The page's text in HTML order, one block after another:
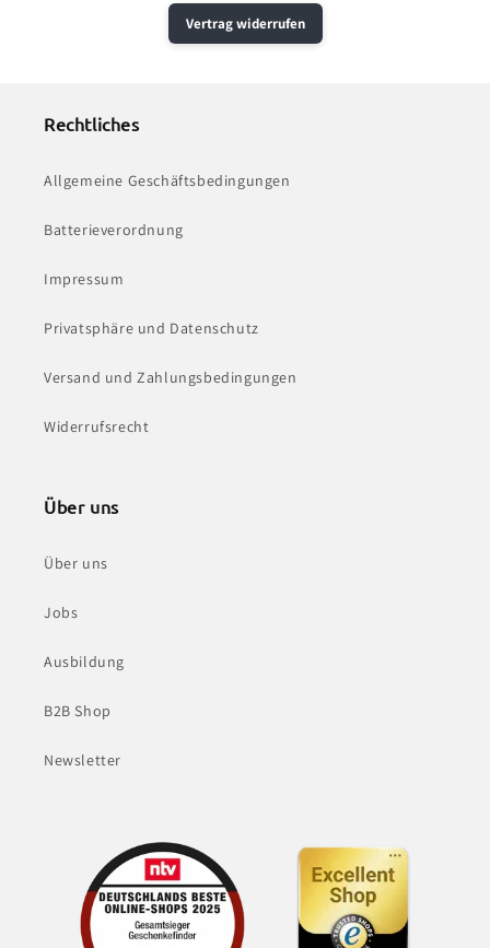
Vertrag widerrufen
Rechtliches
Allgemeine Geschäftsbedingungen
Batterieverordnung
Impressum
Privatsphäre und Datenschutz
Versand und Zahlungsbedingungen
Widerrufsrecht
Über uns
Über uns
Jobs
Ausbildung
B2B Shop
Newsletter